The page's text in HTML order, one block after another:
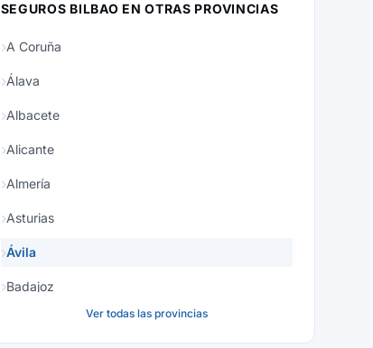
SEGUROS BILBAO EN OTRAS PROVINCIAS
A Coruña
Álava
Albacete
Alicante
Almería
Asturias
Ávila
Badajoz
Ver todas las provincias